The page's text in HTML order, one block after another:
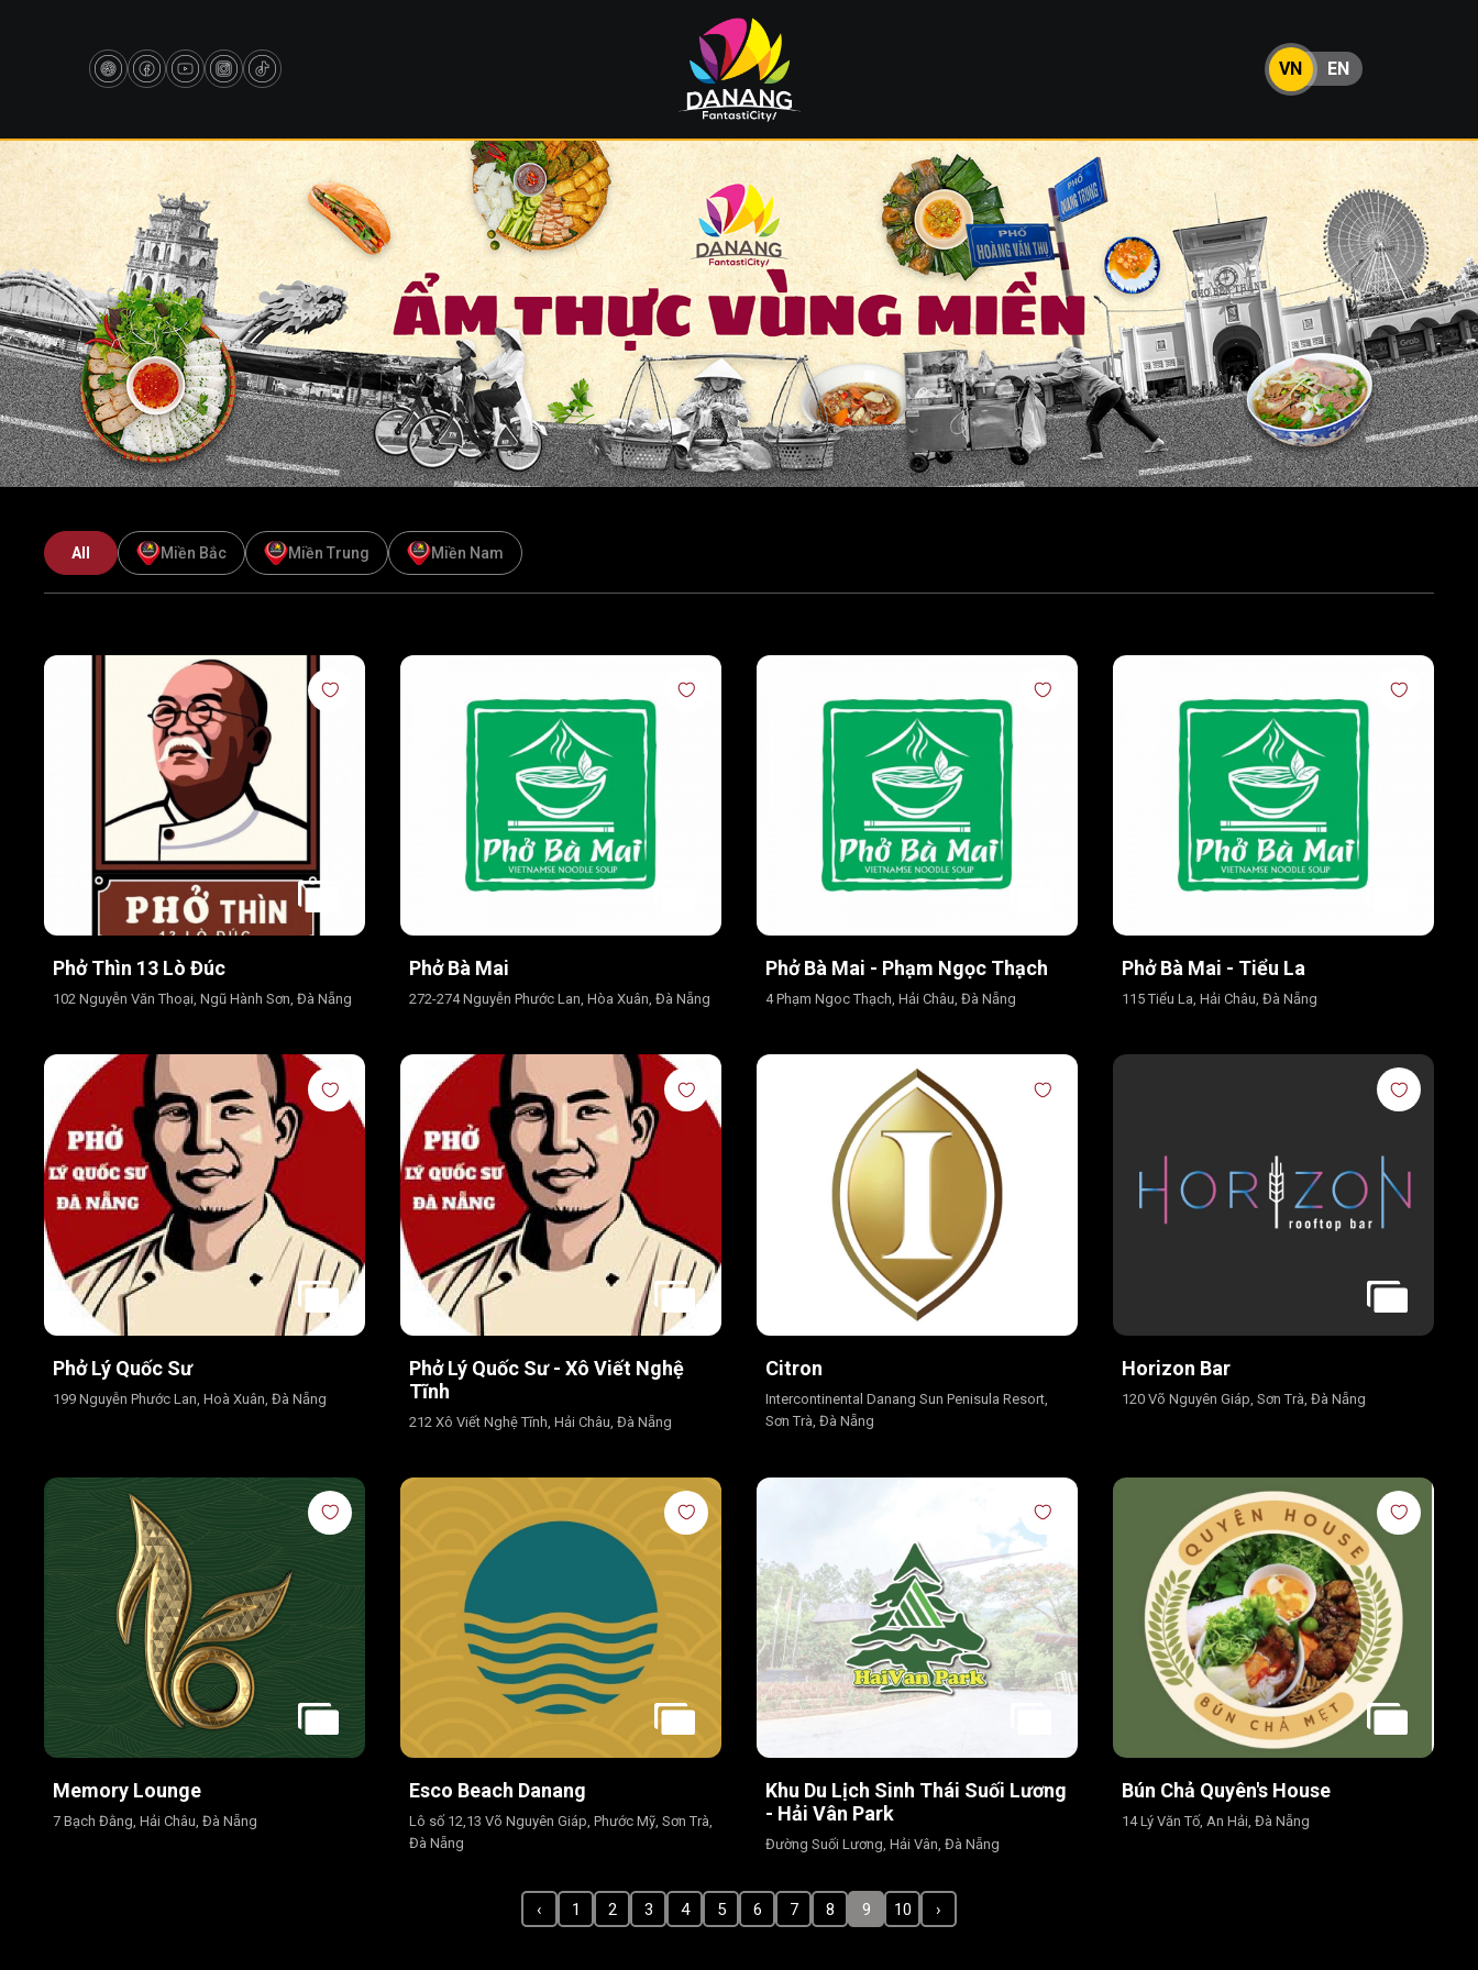
VN EN
All Miền Bắc Miền Trung Miền Nam
Phở Thìn 13 Lò Đúc
102 Nguyễn Văn Thoại, Ngũ Hành Sơn, Đà Nẵng
Phở Bà Mai
272-274 Nguyễn Phước Lan, Hòa Xuân, Đà Nẵng
Phở Bà Mai - Phạm Ngọc Thạch
4 Phạm Ngoc Thạch, Hải Châu, Đà Nẵng
Phở Bà Mai - Tiểu La
115 Tiểu La, Hải Châu, Đà Nẵng
Phở Lý Quốc Sư
199 Nguyễn Phước Lan, Hoà Xuân, Đà Nẵng
Phở Lý Quốc Sư - Xô Viết Nghệ
Tĩnh
212 Xô Viết Nghệ Tĩnh, Hải Châu, Đà Nẵng
Citron
Intercontinental Danang Sun Penisula Resort,
Sơn Trà, Đà Nẵng
Horizon Bar
120 Võ Nguyên Giáp, Sơn Trà, Đà Nẵng
Memory Lounge
7 Bạch Đằng, Hải Châu, Đà Nẵng
Esco Beach Danang
Lô số 12,13 Võ Nguyên Giáp, Phước Mỹ, Sơn Trà,
Đà Nẵng
Khu Du Lịch Sinh Thái Suối Lương
- Hải Vân Park
Đường Suối Lương, Hải Vân, Đà Nẵng
Bún Chả Quyên's House
14 Lý Văn Tố, An Hải, Đà Nẵng
‹ 1 2 3 4 5 6 7 8 9 10 ›